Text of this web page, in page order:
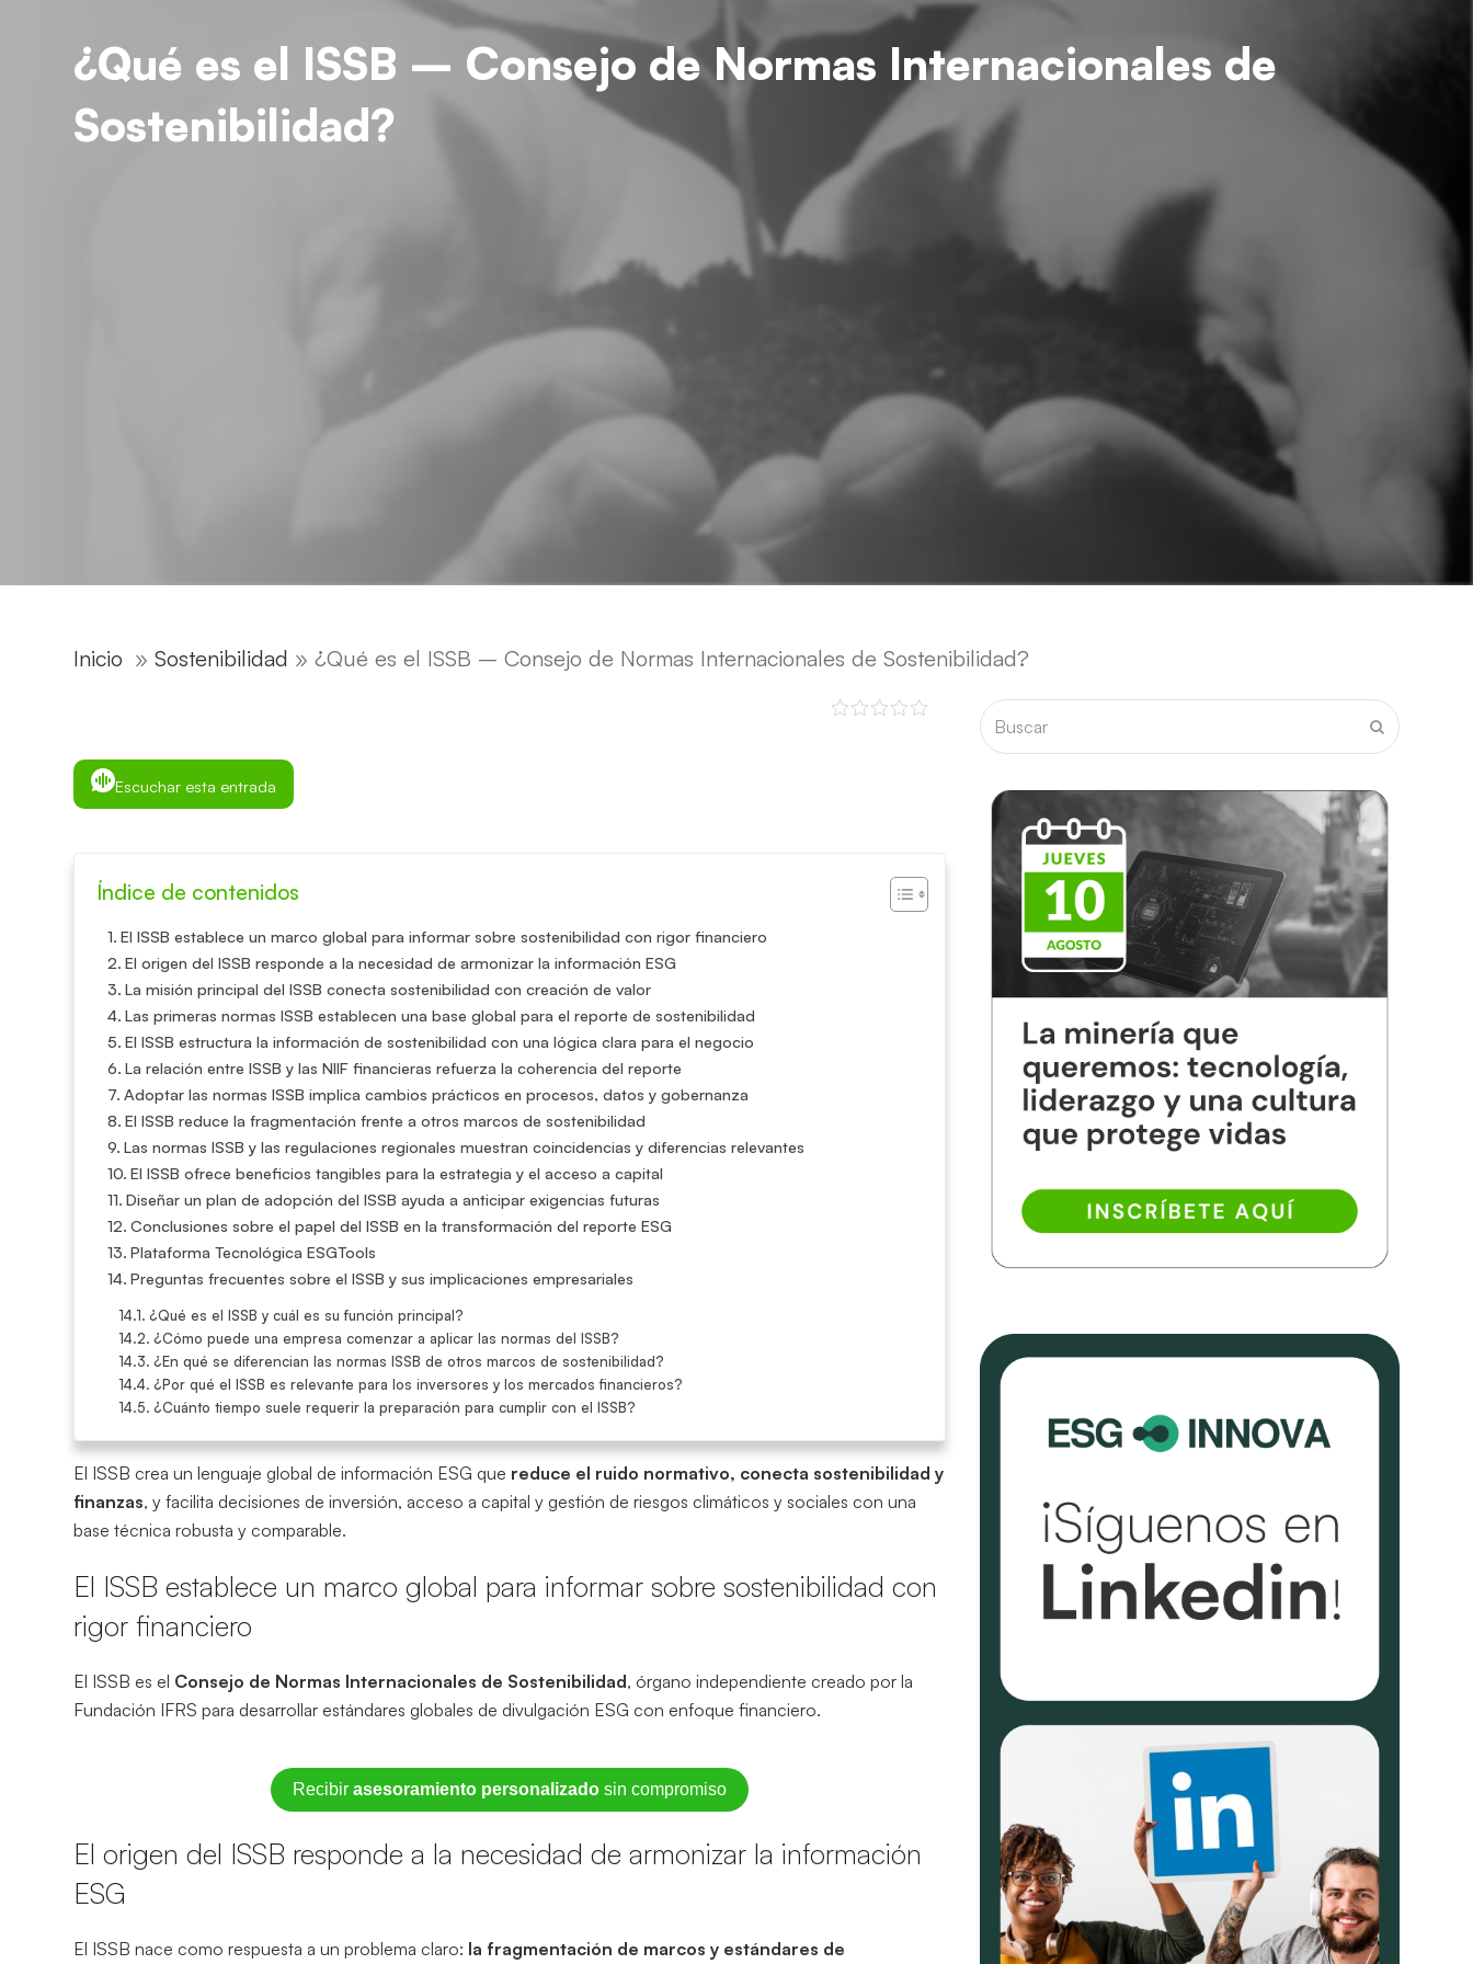
¿Qué es el ISSB – Consejo de Normas Internacionales de
Sostenibilidad?
Inicio »Sostenibilidad »¿Qué es el ISSB – Consejo de Normas Internacionales de Sostenibilidad?
Escuchar esta entrada
Índice de contenidos
El ISSB establece un marco global para informar sobre sostenibilidad con rigor financiero
El origen del ISSB responde a la necesidad de armonizar la información ESG
La misión principal del ISSB conecta sostenibilidad con creación de valor
Las primeras normas ISSB establecen una base global para el reporte de sostenibilidad
El ISSB estructura la información de sostenibilidad con una lógica clara para el negocio
La relación entre ISSB y las NIIF financieras refuerza la coherencia del reporte
Adoptar las normas ISSB implica cambios prácticos en procesos, datos y gobernanza
El ISSB reduce la fragmentación frente a otros marcos de sostenibilidad
Las normas ISSB y las regulaciones regionales muestran coincidencias y diferencias relevantes
El ISSB ofrece beneficios tangibles para la estrategia y el acceso a capital
Diseñar un plan de adopción del ISSB ayuda a anticipar exigencias futuras
Conclusiones sobre el papel del ISSB en la transformación del reporte ESG
Plataforma Tecnológica ESGTools
Preguntas frecuentes sobre el ISSB y sus implicaciones empresariales
¿Qué es el ISSB y cuál es su función principal?
¿Cómo puede una empresa comenzar a aplicar las normas del ISSB?
¿En qué se diferencian las normas ISSB de otros marcos de sostenibilidad?
¿Por qué el ISSB es relevante para los inversores y los mercados financieros?
¿Cuánto tiempo suele requerir la preparación para cumplir con el ISSB?
El ISSB crea un lenguaje global de información ESG que reduce el ruido normativo, conecta sostenibilidad y
finanzas, y facilita decisiones de inversión, acceso a capital y gestión de riesgos climáticos y sociales con una
base técnica robusta y comparable.
El ISSB establece un marco global para informar sobre sostenibilidad con
rigor financiero
El ISSB es el Consejo de Normas Internacionales de Sostenibilidad, órgano independiente creado por la
Fundación IFRS para desarrollar estándares globales de divulgación ESG con enfoque financiero.
Recibirasesoramiento personalizado sin compromiso
El origen del ISSB responde a la necesidad de armonizar la información
ESG
El ISSB nace como respuesta a un problema claro: la fragmentación de marcos y estándares de
Buscar
Enviar